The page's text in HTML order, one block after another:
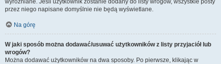
wyróżniane. Jeśli użytkownik zostanie dodany do listy wrogów, wszystkie posty
przez niego napisane domyślnie nie będą wyświetlane.
Na górę
W jaki sposób można dodawać/usuwać użytkowników z listy przyjaciół lub
wrogów?
Można dodawać użytkowników na dwa sposoby. Po pierwsze, klikając w